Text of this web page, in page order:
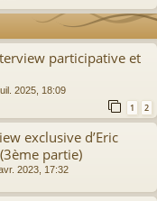
participative et
2025, 18:09
1 2
exclusive d’Eric
partie)
2023, 17:32